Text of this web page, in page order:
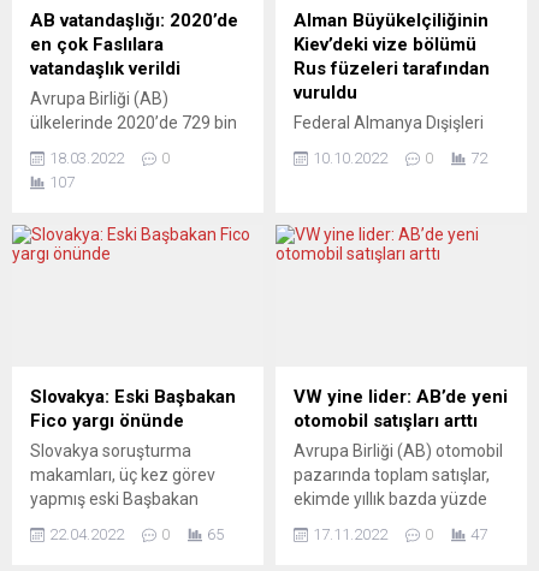
AB vatandaşlığı: 2020’de
en çok Faslılara
vatandaşlık verildi
Avrupa Birliği (AB)
ülkelerinde 2020’de 729 bin
edildi. Başvurusu kabul
edilenler içinde ilk sırada
İstatistik Dairesi (Eurostat)
verilerine göre, AB
bin oldu. AB vatandaşlığı
alan kişilerin yüzde 85’inin...
18.03.2022
0
107
Alman Büyükelçiliğinin
Kiev’deki vize bölümü
Rus füzeleri tarafından
vuruldu
Federal Almanya Dışişleri
başkenti Kiev’deki Alman
binaya Rus füzelerinin
isabet ettiğini duyurdu.
Kiev’deki büyükelçiliğinin
vize bölümünün bulunduğu
binanın füze saldırılarında
hasar gördüğünü bildirdi.
Wagner, söz konusu binanın
aylardır kullanılmadığını ve
Rus füzeleriyle...
10.10.2022 0 72
Slovakya: Eski Başbakan
Fico yargı önünde
Slovakya soruşturma
makamları, üç kez görev
yapmış eski Başbakan
İçişleri Bakanı Robert
22.04.2022 0 65
VW yine lider: AB’de yeni
otomobil satışları arttı
Avrupa Birliği (AB) otomobil
pazarında toplam satışlar,
ekimde yıllık bazda yüzde
arda üçüncü aya taşıdı.
17.11.2022 0 47